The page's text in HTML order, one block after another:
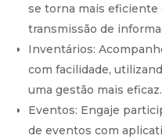
se torna mais eficiente
transmissão de
Inventários:
com facilidade,
uma gestão mais eficaz.
Eventos: Engaje
de eventos com